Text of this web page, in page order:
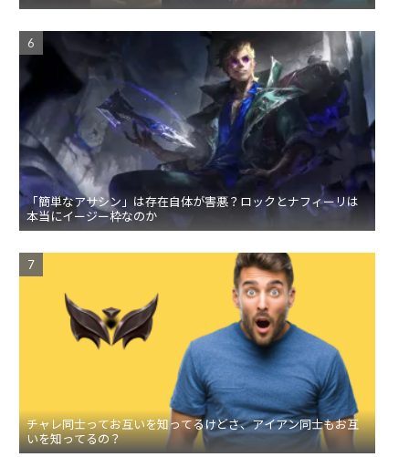
「簡単なアサシン」は存在自体が害悪？ロックとナフィーリは
本当にイージー枠なのか
チャレ同士ってお互いを知ってるけどさ、アイアン同士もお互
いを知ってるの？